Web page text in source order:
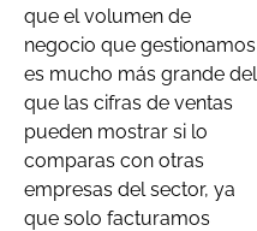
que el volumen de
negocio que gestionamos
es mucho más grande del
que las cifras de ventas
pueden mostrar si lo
comparas con otras
empresas del sector, ya
que solo facturamos